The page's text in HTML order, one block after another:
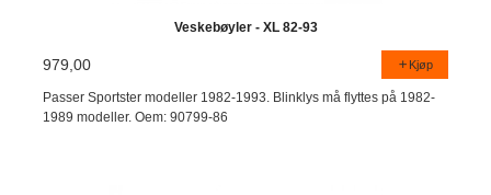
Veskebøyler - XL 82-93
979,00 Kjøp
Passer Sportster modeller 1982-1993. Blinklys må flyttes på 1982-
1989 modeller. Oem: 90799-86